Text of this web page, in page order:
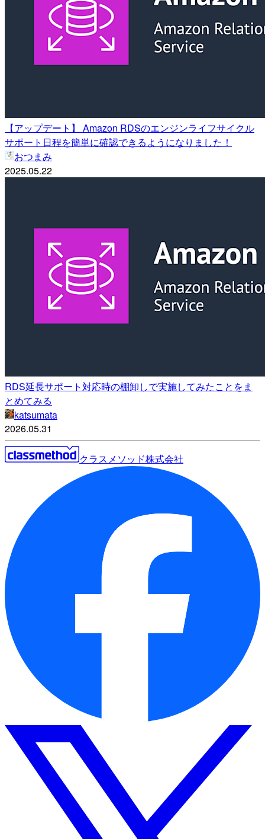
【アップデート】 Amazon RDSのエンジンライフサイクル
サポート日程を簡単に確認できるようになりました！
おつまみ
2025.05.22
RDS延長サポート対応時の棚卸しで実施してみたことをま
とめてみる
katsumata
2026.05.31
クラスメソッド株式会社